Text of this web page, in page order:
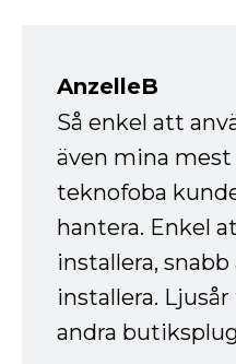
AnzelleB
Så enkel att
även mina mest
teknofoba
hantera. Enkel
installera,
installera. Ljusår
andra